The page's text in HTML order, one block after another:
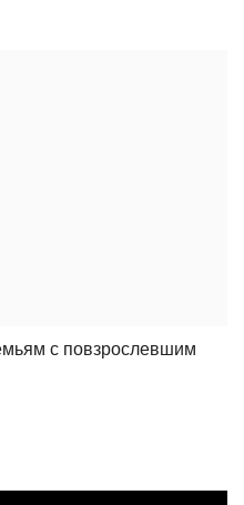
с повзрослевшим